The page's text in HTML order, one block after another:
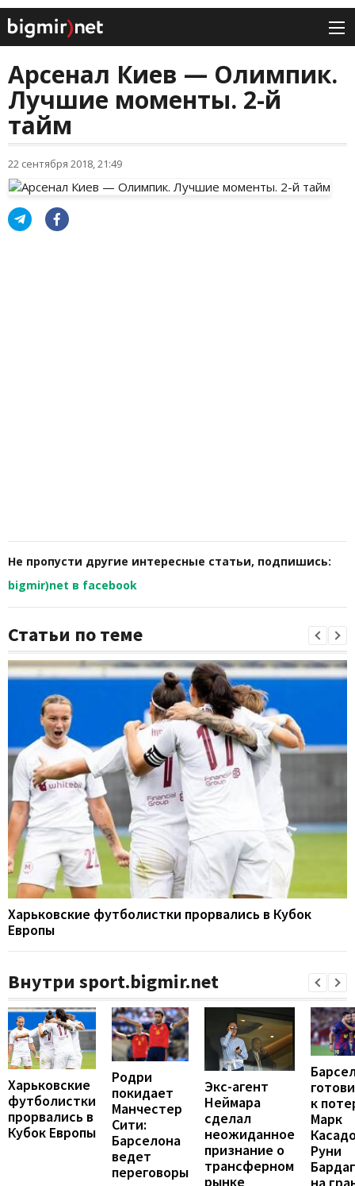
Арсенал Киев — Олимпик.
Лучшие моменты. 2-й
тайм
22 сентября 2018, 21:49
Не пропусти другие интересные статьи, подпишись:
bigmir)net в facebook
Статьи по теме
Харьковские футболистки прорвались в Кубок
Европы
Внутри sport.bigmir.net
Харьковские
футболистки
прорвались в
Кубок Европы
Родри
покидает
Манчестер
Сити:
Барселона
ведет
переговоры
Экс-агент
Неймара
сделал
неожиданное
признание о
трансферном
рынке
к
Марк
Руни